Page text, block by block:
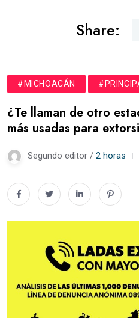
Share:
#MICHOACÁN
¿Te llaman de otro
más usadas para
Segundo editor / 2 horas